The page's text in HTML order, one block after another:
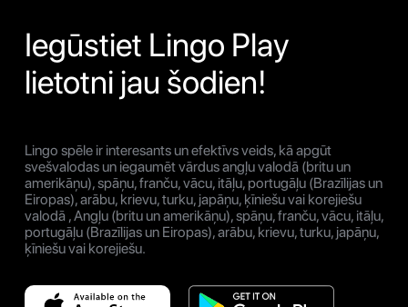
Iegūstiet Lingo Play
lietotni jau šodien!
Lingo spēle ir interesants un efektīvs veids, kā apgūt
svešvalodas un iegaumēt vārdus angļu valodā (britu un
amerikāņu), spāņu, franču, vācu, itāļu, portugāļu (Brazīlijas un
Eiropas), arābu, krievu, turku, japāņu, ķīniešu vai korejiešu
valodā , Angļu (britu un amerikāņu), spāņu, franču, vācu, itāļu,
portugāļu (Brazīlijas un Eiropas), arābu, krievu, turku, japāņu,
ķīniešu vai korejiešu.